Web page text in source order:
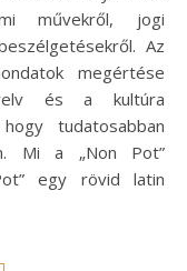
művekről, jogi
Az
megértése
és a kultúra
tudatosabban
Mi a „Non Pot”
egy rövid latin